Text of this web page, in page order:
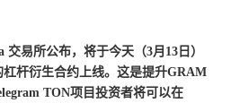
交易所公布，将于今天（3月 13 日）
杠杆衍生合约上线。这是提升GRAM
TON项目投资者将可以在